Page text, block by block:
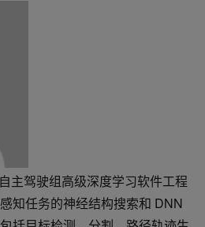
主驾驶组高级深度学习软件工程
知任务的神经结构搜索和 DNN